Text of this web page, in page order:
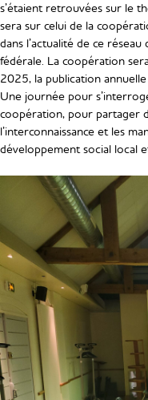
s’étaient retrouvées sur le
sera sur celui de la
dans l’actualité de ce
fédérale. La coopération
2025, la publication annuelle
Une journée pour
coopération, pour partager
l’interconnaissance et les
développement social local